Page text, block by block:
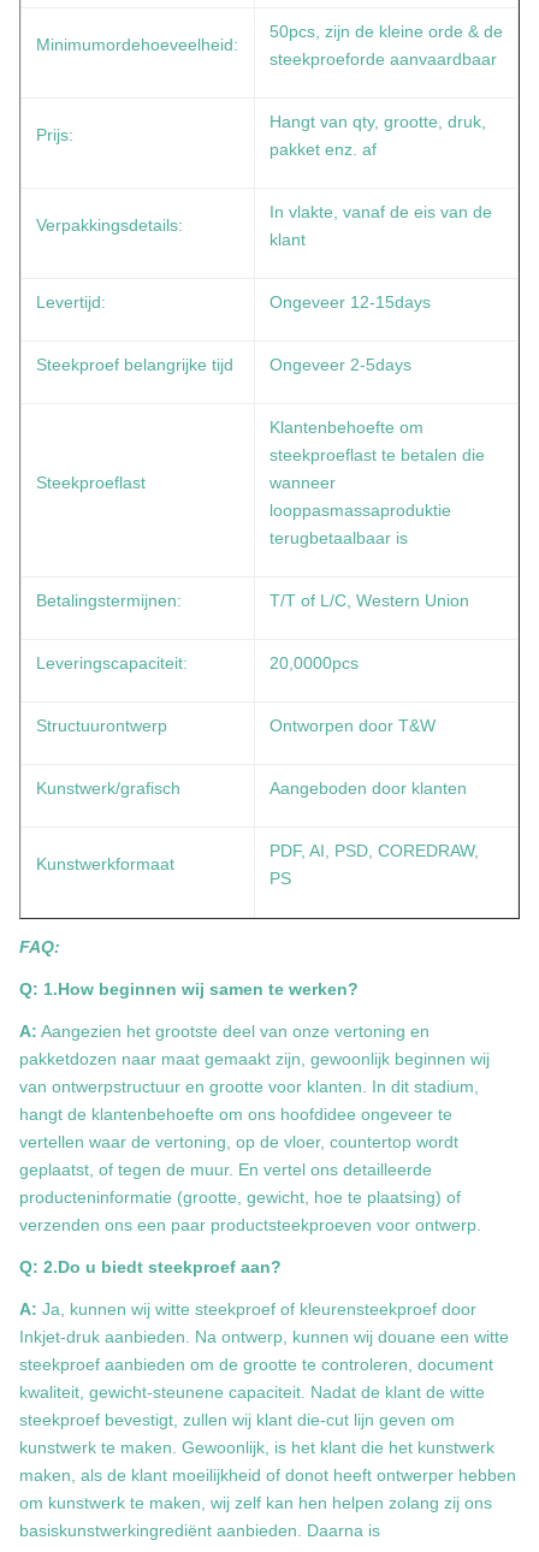
Minimumordehoeveelheid:
50pcs, zijn de kleine orde & de
steekproeforde aanvaardbaar
Prijs:
Hangt van qty, grootte, druk,
pakket enz. af
Verpakkingsdetails:
In vlakte, vanaf de eis van de
klant
Levertijd: Ongeveer 12-15days
Steekproef belangrijke tijd Ongeveer 2-5days
Steekproeflast
Klantenbehoefte om
steekproeflast te betalen die
wanneer
looppasmassaproduktie
terugbetaalbaar is
Betalingstermijnen: T/T of L/C, Western Union
Leveringscapaciteit: 20,0000pcs
Structuurontwerp Ontworpen door T&W
Kunstwerk/grafisch Aangeboden door klanten
Kunstwerkformaat
PDF, AI, PSD, COREDRAW,
PS
FAQ:
Q: 1.How beginnen wij samen te werken?
A: Aangezien het grootste deel van onze vertoning en
pakketdozen naar maat gemaakt zijn, gewoonlijk beginnen wij
van ontwerpstructuur en grootte voor klanten. In dit stadium,
hangt de klantenbehoefte om ons hoofdidee ongeveer te
vertellen waar de vertoning, op de vloer, countertop wordt
geplaatst, of tegen de muur. En vertel ons detailleerde
producteninformatie (grootte, gewicht, hoe te plaatsing) of
verzenden ons een paar productsteekproeven voor ontwerp.
Q: 2.Do u biedt steekproef aan?
A: Ja, kunnen wij witte steekproef of kleurensteekproef door
Inkjet-druk aanbieden. Na ontwerp, kunnen wij douane een witte
steekproef aanbieden om de grootte te controleren, document
kwaliteit, gewicht-steunene capaciteit. Nadat de klant de witte
steekproef bevestigt, zullen wij klant die-cut lijn geven om
kunstwerk te maken. Gewoonlijk, is het klant die het kunstwerk
maken, als de klant moeilijkheid of donot heeft ontwerper hebben
om kunstwerk te maken, wij zelf kan hen helpen zolang zij ons
basiskunstwerkingrediënt aanbieden. Daarna is